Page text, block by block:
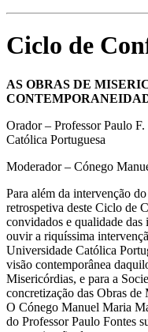
Ciclo de
AS OBRAS DE
Orador – Professor Paulo
Católica Portuguesa
Moderador – Cónego
Para além da intervenção
retrospetiva deste Ciclo de
convidados e qualidade
ouvir a riquíssima
Universidade Católica
visão contemporânea
Misericórdias, e para a
concretização das Obras de
O Cónego Manuel Maria
do Professor Paulo Fontes